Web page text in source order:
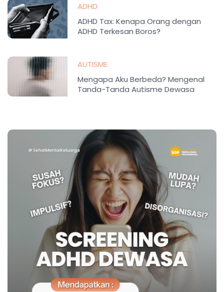
ADHD
ADHD Tax: Kenapa Orang dengan
ADHD Terkesan Boros?
AUTISME
Mengapa Aku Berbeda? Mengenal
Tanda-Tanda Autisme Dewasa